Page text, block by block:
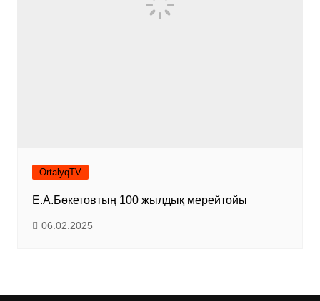
OrtalyqTV
Е.А.Бөкетовтың 100 жылдық мерейтойы
06.02.2025